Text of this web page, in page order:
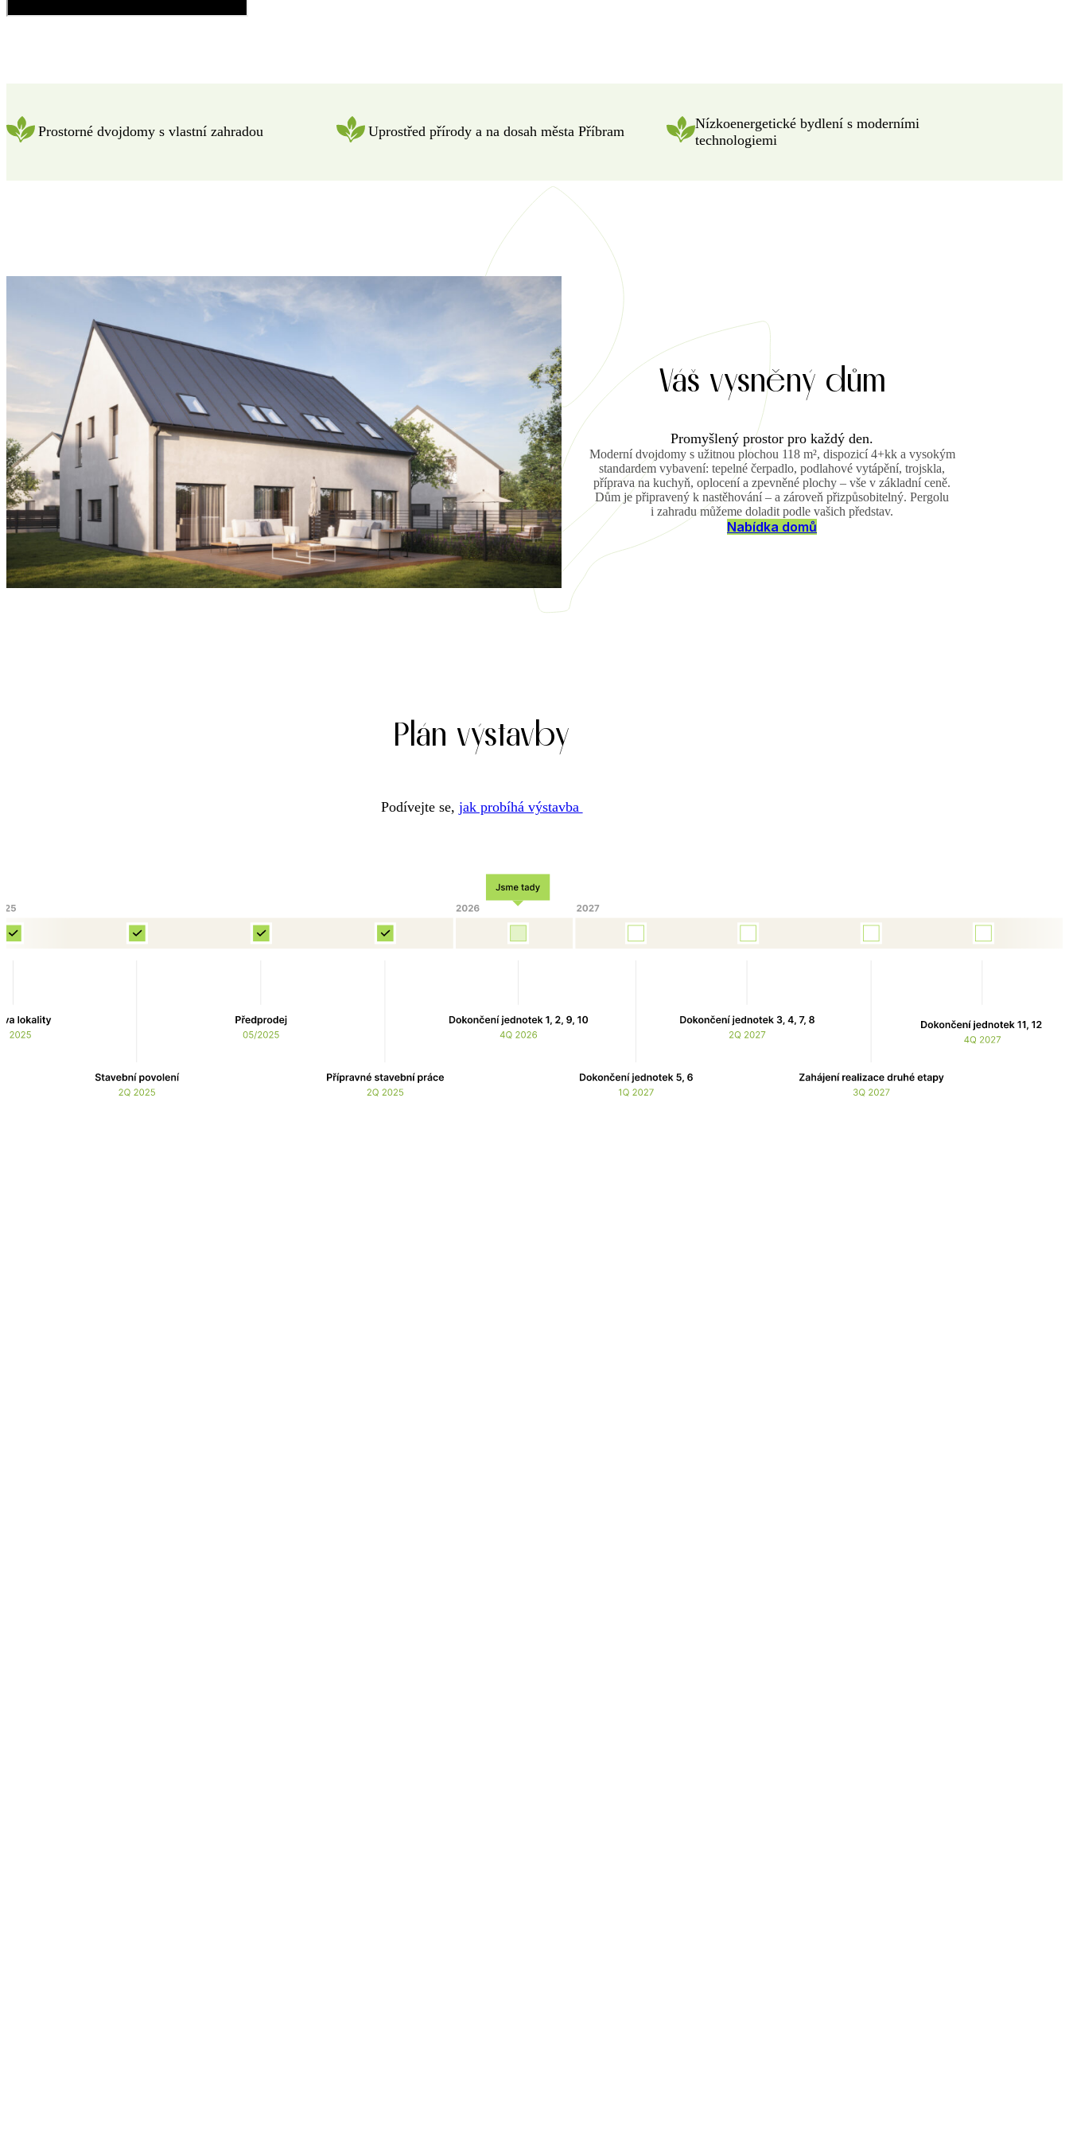
Prostorné dvojdomy s vlastní zahradou Uprostřed přírody a na dosah města Příbram
Nízkoenergetické bydlení s moderními
technologiemi
Váš vysněný dům
Promyšlený prostor pro každý den.
Moderní dvojdomy s užitnou plochou 118 m², dispozicí 4+kk a vysokým
standardem vybavení: tepelné čerpadlo, podlahové vytápění, trojskla,
příprava na kuchyň, oplocení a zpevněné plochy – vše v základní ceně.
Dům je připravený k nastěhování – a zároveň přizpůsobitelný. Pergolu
i zahradu můžeme doladit podle vašich představ.
Nabídka domů
Plán výstavby
Podívejte se, jak probíhá výstavba